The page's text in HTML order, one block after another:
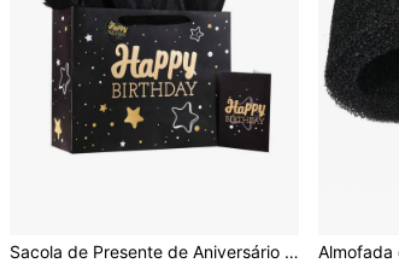
Sacola de Presente de Aniversário Powbrace Preta, Inclui Papel de Seda e Cartão, 33cm x 26cm x 12,5cm, Média (Conjunto Único, Padrão Estrelado Preto, Unissex, Inclui Cartão, Fita e Papel Amassado), Adequado para Natal/Dia dos Namorados